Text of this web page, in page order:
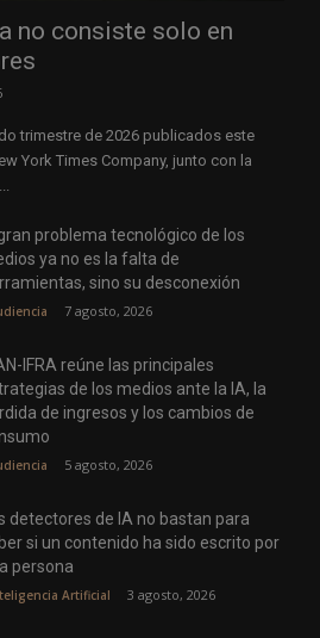
no consiste solo en
trimestre de 2026 publicados este
York Times Company, junto con la
problema tecnológico de los
ya no es la falta de
sino su desconexión
7 agosto, 2026
IFRA reúne las principales
de los medios ante la IA, la
de ingresos y los cambios de
5 agosto, 2026
detectores de IA no bastan para
si un contenido ha sido escrito por
persona
Artificial 3 agosto, 2026